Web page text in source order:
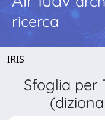
ricerca
IRIS
Sfoglia per